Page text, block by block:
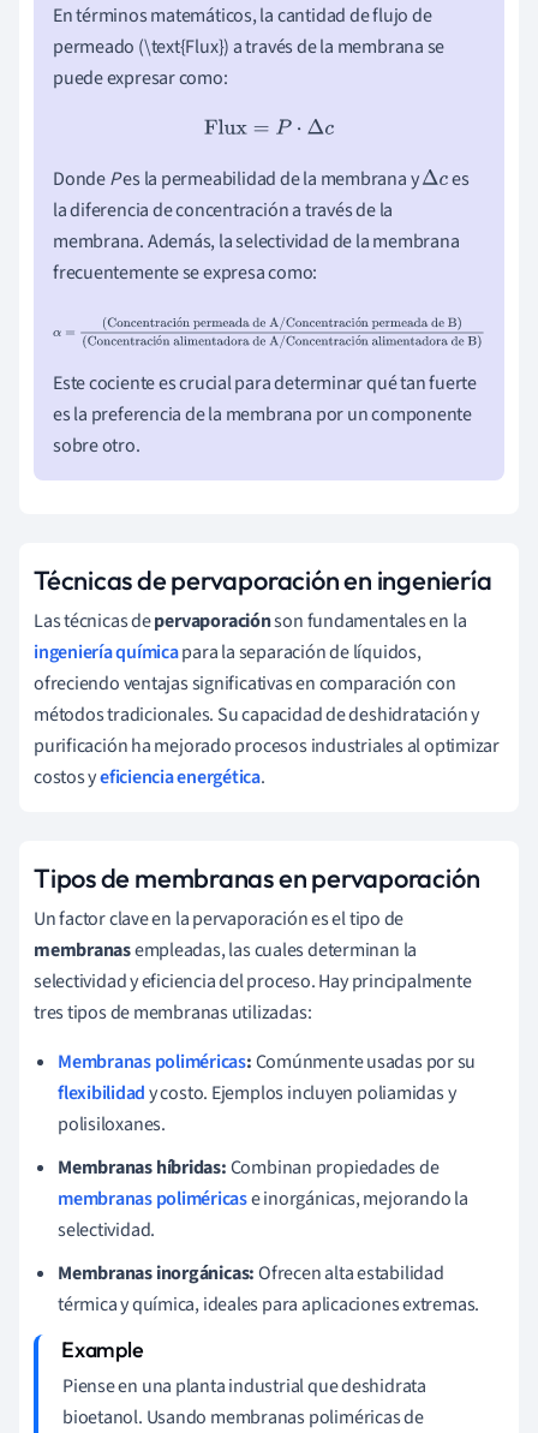
En términos matemáticos, la cantidad de flujo de
permeado (\text{Flux}) a través de la membrana se
puede expresar como:
Flux= P⋅Δc
DondePes la permeabilidad de la membrana yΔc es
la diferencia de concentración a través de la
membrana. Además, la selectividad de la membrana
frecuentemente se expresa como:
ó ó
ó ó
Concentración permeada de A/Concentración
permeada de B)(Concentración alimentadora de
A/Concentración alimentadora de B)
Este cociente es crucial para determinar qué tan fuerte
es la preferencia de la membrana por un componente
sobre otro.
Técnicas de pervaporación en ingeniería
Las técnicas depervaporaciónson fundamentales en la
ingeniería químicapara la separación de líquidos,
ofreciendo ventajas significativas en comparación con
métodos tradicionales. Su capacidad de deshidratación y
purificación ha mejorado procesos industriales al optimizar
costos yeficiencia energética.
Tipos de membranas en pervaporación
Un factor clave en la pervaporación es el tipo de
membranasempleadas, las cuales determinan la
selectividad y eficiencia del proceso. Hay principalmente
tres tipos de membranas utilizadas:
Membranas poliméricas:Comúnmente usadas por su
flexibilidady costo. Ejemplos incluyen poliamidas y
polisiloxanes.
Membranas híbridas:Combinan propiedades de
membranas poliméricase inorgánicas, mejorando la
selectividad.
Membranas inorgánicas:Ofrecen alta estabilidad
térmica y química, ideales para aplicaciones extremas.
Piense en una planta industrial que deshidrata
bioetanol. Usando membranas poliméricas de